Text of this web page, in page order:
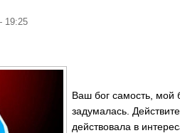
19:25
Ваш бог самость, мой
задумалась.
действовала в